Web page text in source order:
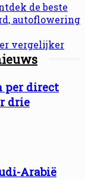
per direct
drie
Arabië